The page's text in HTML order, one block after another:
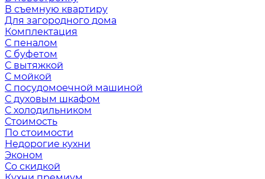
В съемную квартиру
Для загородного дома
Комплектация
С пеналом
С буфетом
С вытяжкой
С мойкой
С посудомоечной машиной
С духовым шкафом
С холодильником
Стоимость
По стоимости
Недорогие кухни
Эконом
Со скидкой